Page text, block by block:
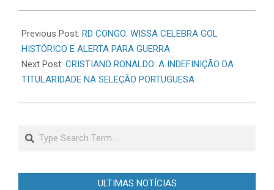
06-
17
Previous Post: RD CONGO: WISSA CELEBRA GOL
HISTÓRICO E ALERTA PARA GUERRA
Next Post: CRISTIANO RONALDO: A INDEFINIÇÃO DA
TITULARIDADE NA SELEÇÃO PORTUGUESA
Search
ULTIMAS NOTÍCIAS